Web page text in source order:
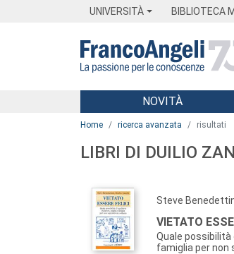
UNIVERSITÀ BIBLIOTECA
Menu
NOVITÀ
Home ricerca avanzata risultati
LIBRI DI DUILIO
Steve
VIETATO
Quale possibilità
famiglia per non